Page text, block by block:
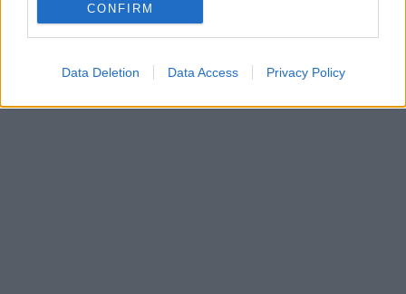
CONFIRM
Data Deletion Data Access Privacy Policy